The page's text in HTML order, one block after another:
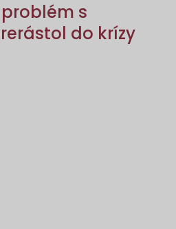
s
do krízy